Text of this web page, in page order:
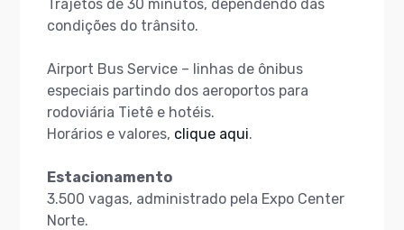
Trajetos de 30 minutos, dependendo das
condições do trânsito.
Airport Bus Service – linhas de ônibus
especiais partindo dos aeroportos para
rodoviária Tietê e hotéis.
Horários e valores, clique aqui.
Estacionamento
3.500 vagas, administrado pela Expo Center
Norte.